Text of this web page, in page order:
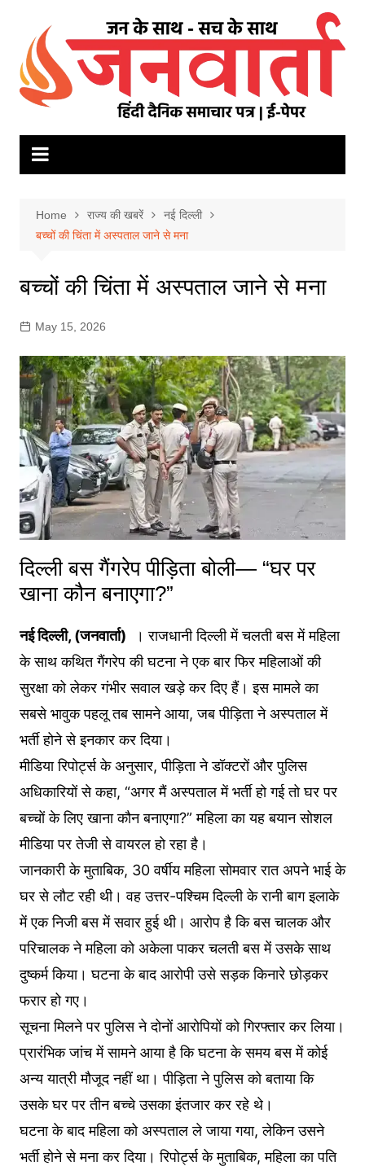
content
Home राज्य की खबरें
नई दिल्ली
बच्चों की चिंता में अस्पताल जाने से मना
बच्चों की चिंता में अस्पताल जाने से मना
May 15, 2026
दिल्ली बस गैंगरेप पीड़िता बोली— “घर पर
खाना कौन बनाएगा?”
नई दिल्ली, (जनवार्ता) । राजधानी दिल्ली में चलती बस में महिला
के साथ कथित गैंगरेप की घटना ने एक बार फिर महिलाओं की
सुरक्षा को लेकर गंभीर सवाल खड़े कर दिए हैं। इस मामले का
सबसे भावुक पहलू तब सामने आया, जब पीड़िता ने अस्पताल में
भर्ती होने से इनकार कर दिया।
मीडिया रिपोर्ट्स के अनुसार, पीड़िता ने डॉक्टरों और पुलिस
अधिकारियों से कहा, “अगर मैं अस्पताल में भर्ती हो गई तो घर पर
बच्चों के लिए खाना कौन बनाएगा?” महिला का यह बयान सोशल
मीडिया पर तेजी से वायरल हो रहा है।
जानकारी के मुताबिक, 30 वर्षीय महिला सोमवार रात अपने भाई के
घर से लौट रही थी। वह उत्तर-पश्चिम दिल्ली के रानी बाग इलाके
में एक निजी बस में सवार हुई थी। आरोप है कि बस चालक और
परिचालक ने महिला को अकेला पाकर चलती बस में उसके साथ
दुष्कर्म किया। घटना के बाद आरोपी उसे सड़क किनारे छोड़कर
फरार हो गए।
सूचना मिलने पर पुलिस ने दोनों आरोपियों को गिरफ्तार कर लिया।
प्रारंभिक जांच में सामने आया है कि घटना के समय बस में कोई
अन्य यात्री मौजूद नहीं था। पीड़िता ने पुलिस को बताया कि
उसके घर पर तीन बच्चे उसका इंतजार कर रहे थे।
घटना के बाद महिला को अस्पताल ले जाया गया, लेकिन उसने
भर्ती होने से मना कर दिया। रिपोर्ट्स के मुताबिक, महिला का पति